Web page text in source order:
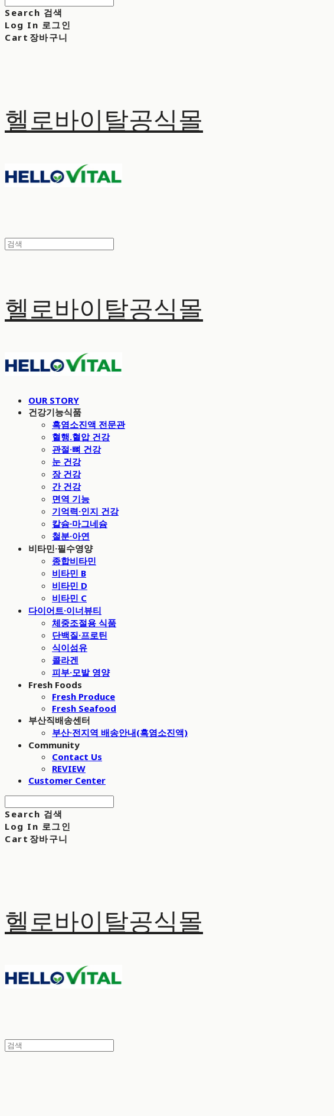
Search 검색
Log In 로그인
Cart 장바구니
헬로바이탈공식몰
헬로바이탈공식몰
OUR STORY
건강기능식품
흑염소진액 전문관
혈행.혈압 건강
관절·뼈 건강
눈 건강
장 건강
간 건강
면역 기능
기억력·인지 건강
칼슘·마그네슘
철분·아연
비타민·필수영양
종합비타민
비타민 B
비타민 D
비타민 C
다이어트·이너뷰티
체중조절용 식품
단백질·프로틴
식이섬유
콜라겐
피부·모발 영양
Fresh Foods
Fresh Produce
Fresh Seafood
부산직배송센터
부산·전지역 배송안내(흑염소진액)
Community
Contact Us
REVIEW
Customer Center
Search 검색
Log In 로그인
Cart 장바구니
헬로바이탈공식몰